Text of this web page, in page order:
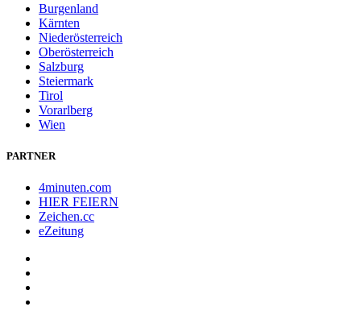
Burgenland
Kärnten
Niederösterreich
Oberösterreich
Salzburg
Steiermark
Tirol
Vorarlberg
Wien
PARTNER
4minuten.com
HIER FEIERN
Zeichen.cc
eZeitung